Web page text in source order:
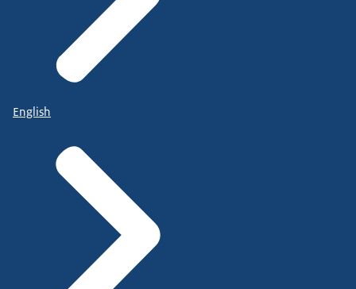
English